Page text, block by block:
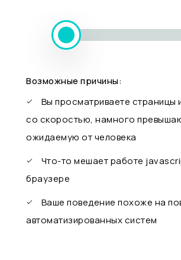
Возможные причины:
Вы просматриваете страницы
со скоростью, намного
ожидаемую от человека
Что-то мешает работе
браузере
Ваше поведение похоже на
автоматизированных систем